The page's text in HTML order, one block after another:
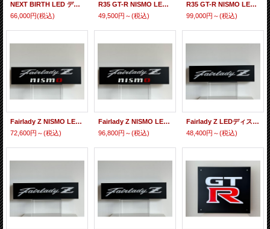
NEXT BIRTH LED ディスプレイA-タイプ Sサイズ
66,000円(税込)
R35 GT-R NISMO LEDディスプレイ S
49,500円～(税込)
R35 GT-R NISMO LEDディスプレイ L
99,000円～(税込)
Fairlady Z NISMO LEDディスプレイ M
72,600円～(税込)
Fairlady Z NISMO LEDディスプレイ L
96,800円～(税込)
Fairlady Z LEDディスプレイ S
48,400円～(税込)